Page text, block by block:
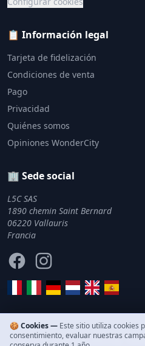
📋 Información legal
Tarjeta de fidelización
Condiciones de venta
Pago
Privacidad
Quiénes somos
Opiniones WonderCity
🏢 Sede social
L5C SAS
1890 chemin Saint Bernard
06220 Vallauris
Francia
FacebookInstagram
© 2011–2026 WonderCity.
🍪 Cookies — Este sitio utiliza cookies
consentimiento, evaluar nuestras